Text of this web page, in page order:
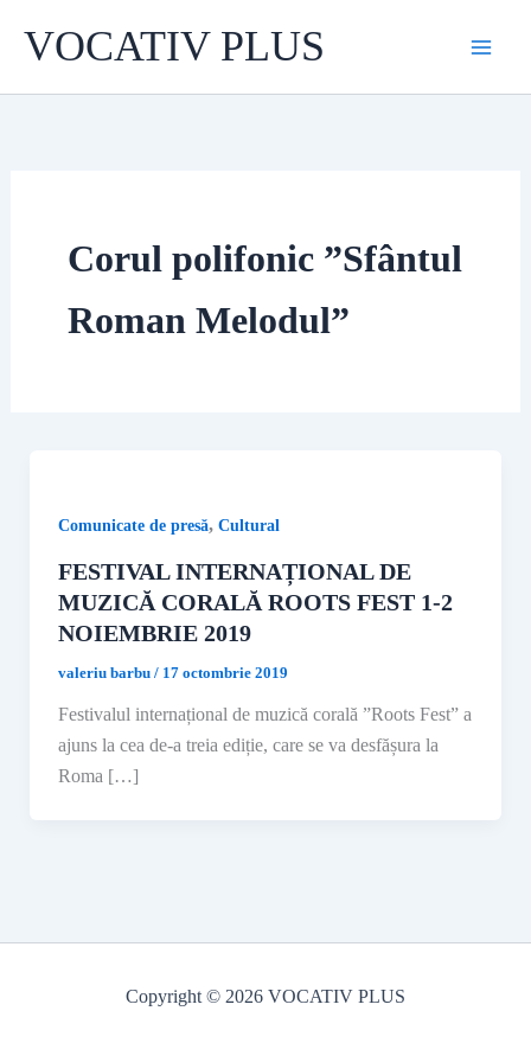
VOCATIV PLUS
Corul polifonic ”Sfântul
Roman Melodul”
Comunicate de presă, Cultural
FESTIVAL INTERNAȚIONAL DE
MUZICĂ CORALĂ ROOTS FEST 1-2
NOIEMBRIE 2019
valeriu barbu / 17 octombrie 2019
Festivalul internațional de muzică corală ”Roots Fest” a
ajuns la cea de-a treia ediție, care se va desfășura la
Roma […]
Copyright © 2026 VOCATIV PLUS